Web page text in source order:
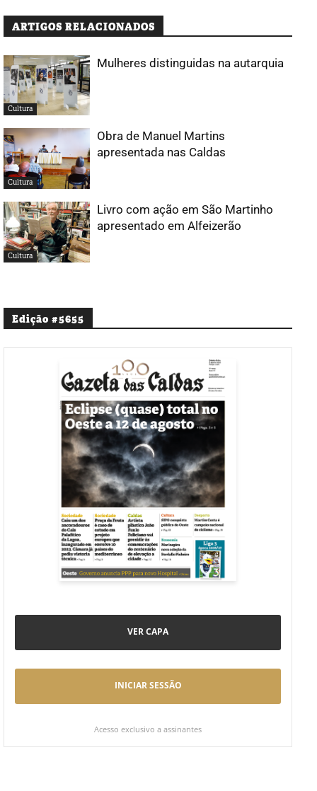
ARTIGOS RELACIONADOS
Cultura
Mulheres distinguidas na autarquia
Cultura
Obra de Manuel Martins
apresentada nas Caldas
Cultura
Livro com ação em São Martinho
apresentado em Alfeizerão
Edição #5655
VER CAPA
INICIAR SESSÃO
Acesso exclusivo a assinantes